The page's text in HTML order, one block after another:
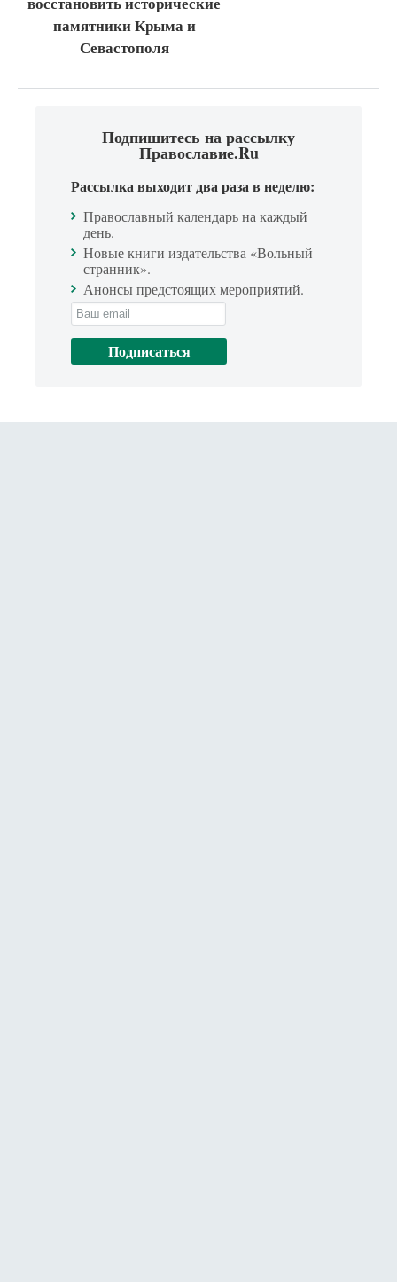
памятники Крыма и
Севастополя
Подпишитесь на рассылку
Православие.Ru
Рассылка выходит два раза в неделю:
Православный календарь на каждый
день.
Новые книги издательства «Вольный
странник».
Анонсы предстоящих мероприятий.